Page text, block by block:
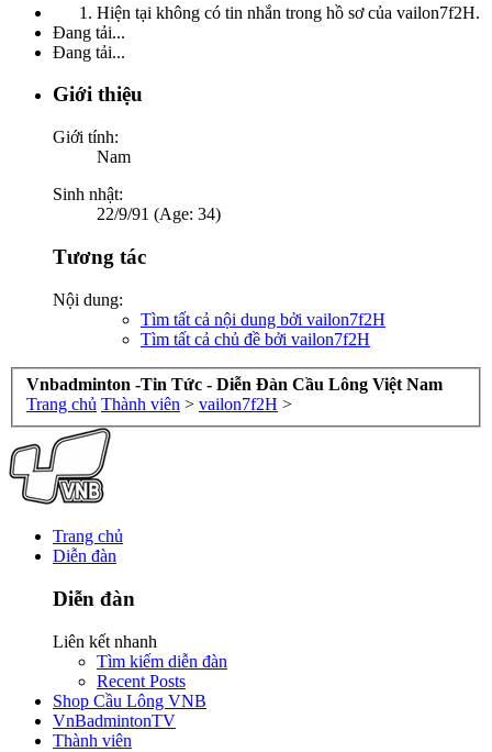
Hiện tại không có tin nhắn trong hồ sơ của vailon7f2H.
Đang tải...
Đang tải...
Giới thiệu
Giới tính:
Nam
Sinh nhật:
22/9/91 (Age: 34)
Tương tác
Nội dung:
Tìm tất cả nội dung bởi vailon7f2H
Tìm tất cả chủ đề bởi vailon7f2H
Vnbadminton -Tin Tức - Diễn Đàn Cầu Lông Việt Nam
Trang chủ Thành viên > vailon7f2H >
Trang chủ
Diễn đàn
Diễn đàn
Liên kết nhanh
Tìm kiếm diễn đàn
Recent Posts
Shop Cầu Lông VNB
VnBadmintonTV
Thành viên